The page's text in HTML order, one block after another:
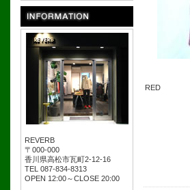
REVERB
〒000-000
香川県高松市瓦町2-12-16
TEL 087-834-8313
OPEN 12:00～CLOSE 20:00
RED